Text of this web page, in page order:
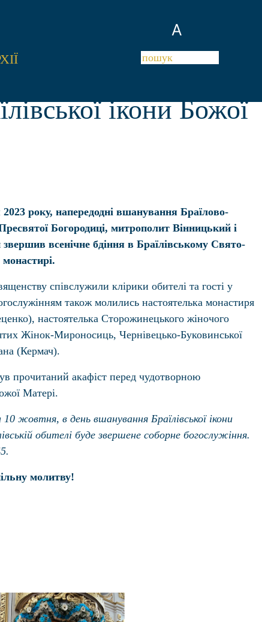
A
ікони Божої
року, напередодні вшанування Браїлово-
Богородиці, митрополит Вінницький і
всенічне бдіння в Браїлівському Свято-
співслужили клірики обителі та гості у
також молились настоятелька монастиря
настоятелька Сторожинецького жіночого
Жінок-Мироносиць, Чернівецько-Буковинської
(Кермач).
прочитаний акафіст перед чудотворною
Матері.
жовтня, в день вшанування Браїлівської ікони
обителі буде звершене соборне богослужіння.
молитву!